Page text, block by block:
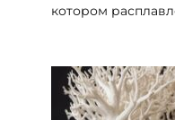
котором